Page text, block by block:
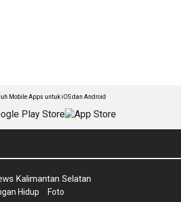
Mobile Apps untuk iOS dan Android
Kalimantan Selatan
Hidup
Foto